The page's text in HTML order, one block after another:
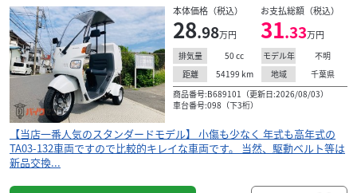
本体価格（税込）
28.98万円
お支払総額（税込）
31.33万円
排気量 50 cc モデル年
不明
距離
54199 km 地域
千葉県
商品番号:B689101（更新日:2026/08/03）
車台番号:098（下3桁）
【当店一番人気のスタンダードモデル】 小傷も少なく 年式も高年式の
TA03-132車両ですので比較的キレイな車両です。 当然、駆動ベルト等は
新品交換...